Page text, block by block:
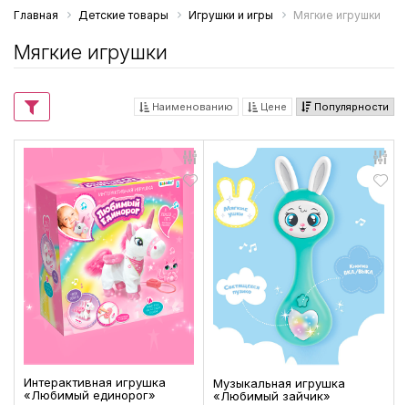
Главная Детские товары Игрушки и игры Мягкие игрушки
Мягкие игрушки
Наименованию Цене Популярности
Интерактивная игрушка
«Любимый единорог»
Музыкальная игрушка
«Любимый зайчик»